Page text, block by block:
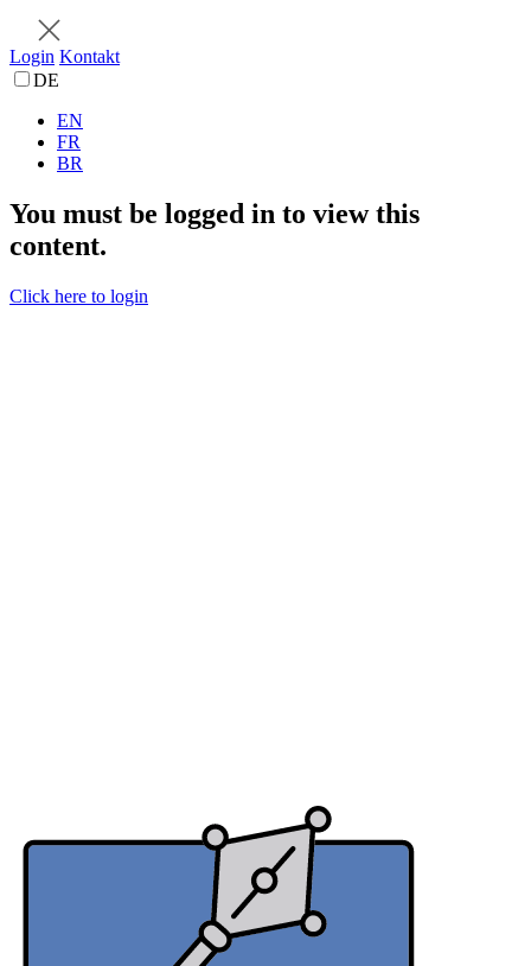
Login Kontakt
DE
EN
FR
BR
You must be logged in to view this
content.
Click here to login